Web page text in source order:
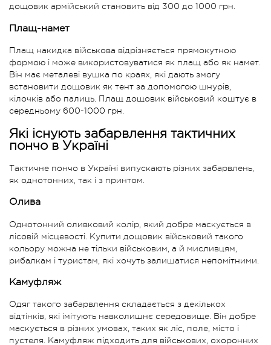
дощовик армійський становить від 300 до 1000 грн.
Плащ-намет
Плащ накидка військова відрізняється прямокутною
формою і може використовуватися як плащ або як намет.
Він має металеві вушка по краях, які дають змогу
встановити дощовик як тент за допомогою шнурів,
кілочків або палиць. Плащ дощовик військовий коштує в
середньому 600-1000 грн.
Які існують забарвлення тактичних
пончо в Україні
Тактичне пончо в Україні випускають різних забарвлень,
як однотонних, так і з принтом.
Олива
Однотонний оливковий колір, який добре маскується в
лісовій місцевості. Купити дощовик військовий такого
кольору можна не тільки військовим, а й мисливцям,
рибалкам і туристам, які хочуть залишатися непомітними.
Камуфляж
Одяг такого забарвлення складається з декількох
відтінків, які імітують навколишнє середовище. Він добре
маскується в різних умовах, таких як ліс, поле, місто і
пустеля. Камуфляж підходить для військових, охоронних